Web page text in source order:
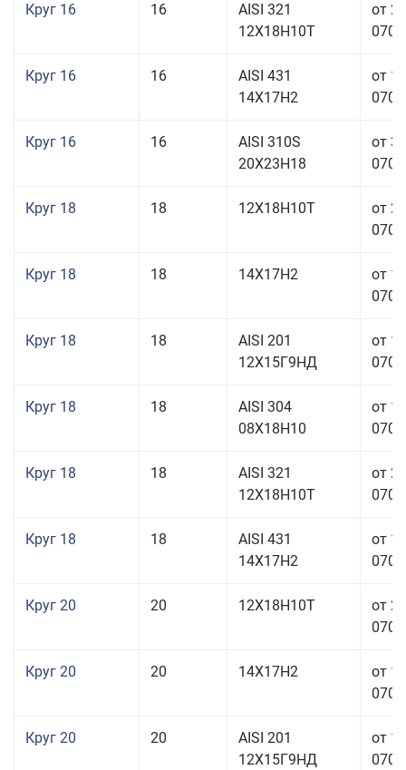
Круг 16 16
AISI 321
12Х18Н10Т
от
Круг 16 16
AISI 431
14Х17Н2
от
Круг 16 16
AISI 310S
20Х23Н18
от
Круг 18 18 12Х18Н10Т
от
Круг 18 18 14Х17Н2
от
Круг 18 18
AISI 201
12Х15Г9НД
от
Круг 18 18
AISI 304
08Х18Н10
от
Круг 18 18
AISI 321
12Х18Н10Т
от
Круг 18 18
AISI 431
14Х17Н2
от
Круг 20 20 12Х18Н10Т
от
Круг 20 20 14Х17Н2
от
Круг 20 20
AISI 201
12Х15Г9НД
от